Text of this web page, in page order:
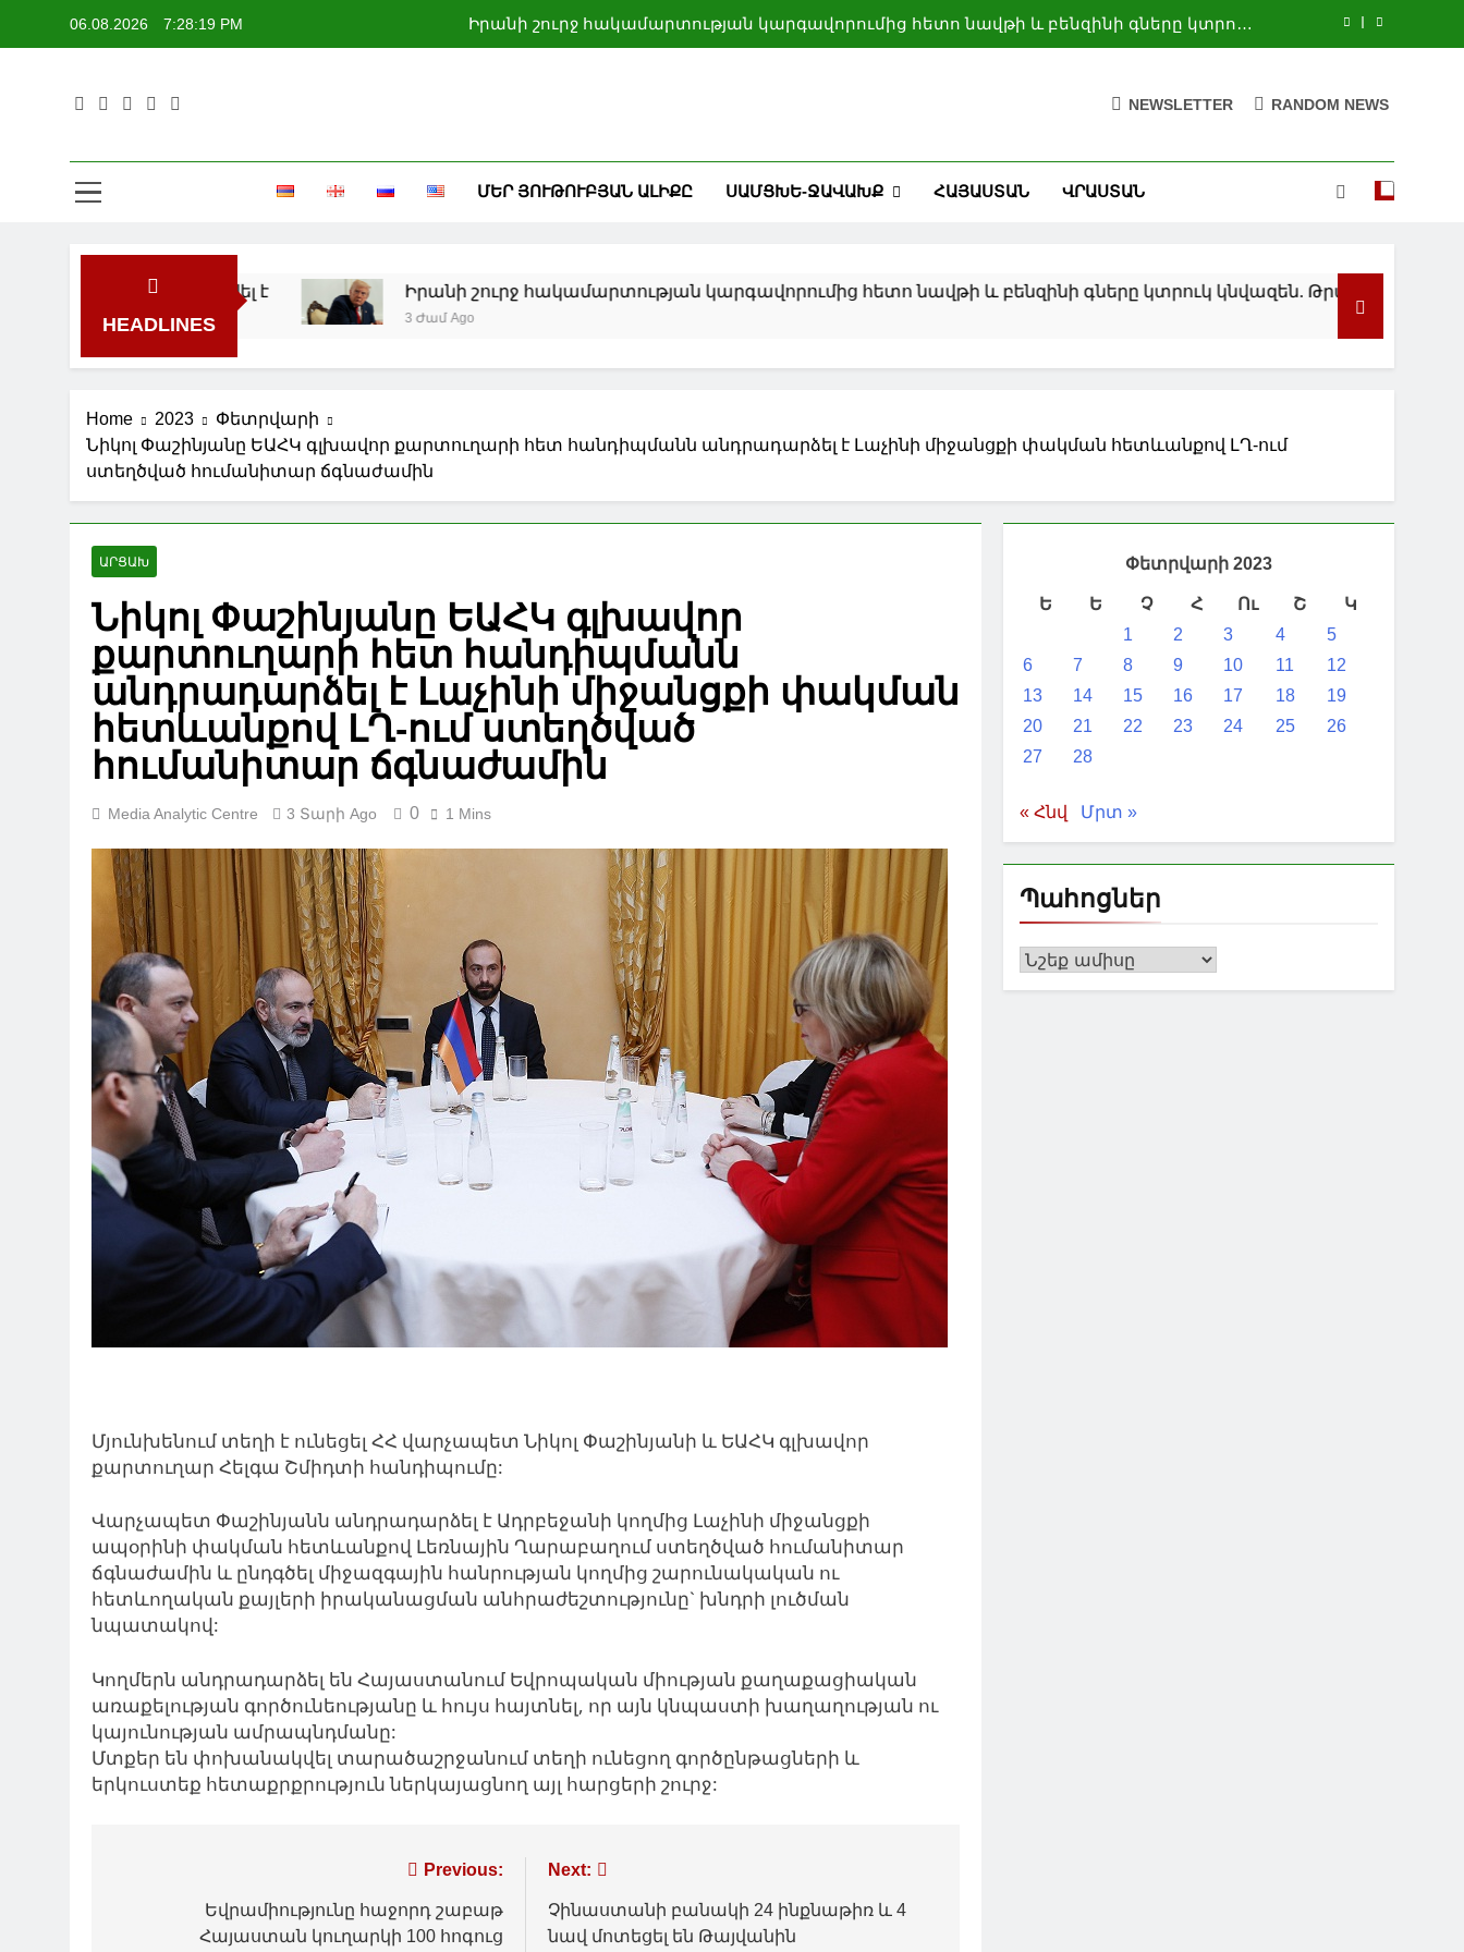
06.08.2026 7:28:20 PM
Իրանի շուրջ հակամարտության կարգավորումից հետո նավթի և բենզինի գները կտրուկ
Իսրայելի և Լիբանանի միջև իրադրությունը սրվել է
Բաքվի տրամադրած հումանիտար օգնության համար
NEWSLETTER RANDOM NEWS
ՄԵՐ ՅՈՒԹՈՒԲՅԱՆ ԱԼԻՔԸ ՍԱՄՑԽԵ-ՋԱՎԱԽՔ ՀԱՅԱՍՏԱՆ ՎՐԱՍՏԱՆ
HEADLINES
սրվել է Իրանի շուրջ հակամարտության կարգավորումից հետո նավթի և բենզինի գները կտրուկ կնվազեն. Թրամփ
3 Ժամ Ago
Home 2023
Փետրվարի
Նիկոլ Փաշինյանը ԵԱՀԿ գլխավոր քարտուղարի հետ հանդիպմանն անդրադարձել է Լաչինի միջանցքի փակման հետևանքով ԼՂ-ում
ստեղծված հումանիտար ճգնաժամին
ԱՐՑԱԽ
Նիկոլ Փաշինյանը ԵԱՀԿ գլխավոր
քարտուղարի հետ հանդիպմանն
անդրադարձել է Լաչինի միջանցքի փակման
հետևանքով ԼՂ-ում ստեղծված
հումանիտար ճգնաժամին
Media Analytic Centre 3 Տարի Ago 0 1 Mins
Մյունխենում տեղի է ունեցել ՀՀ վարչապետ Նիկոլ Փաշինյանի և ԵԱՀԿ գլխավոր
քարտուղար Հելգա Շմիդտի հանդիպումը:
Վարչապետ Փաշինյանն անդրադարձել է Ադրբեջանի կողմից Լաչինի միջանցքի
ապօրինի փակման հետևանքով Լեռնային Ղարաբաղում ստեղծված հումանիտար
ճգնաժամին և ընդգծել միջազգային հանրության կողմից շարունակական ու
հետևողական քայլերի իրականացման անհրաժեշտությունը` խնդրի լուծման
նպատակով:
Կողմերն անդրադարձել են Հայաստանում Եվրոպական միության քաղաքացիական
առաքելության գործունեությանը և հույս հայտնել, որ այն կնպաստի խաղաղության ու
կայունության ամրապնդմանը:
Մտքեր են փոխանակվել տարածաշրջանում տեղի ունեցող գործընթացների և
երկուստեք հետաքրքրություն ներկայացնող այլ հարցերի շուրջ:
նավարկումը
Previous:
Եվրամիությունը հաջորդ շաբաթ
Հայաստան կուղարկի 100 հոգուց
Next:
Չինաստանի բանակի 24 ինքնաթիռ և 4
նավ մոտեցել են Թայվանին
Փետրվարի 2023
Ե Ե Չ Հ Ու Շ
Կ
1
2 3 4
5
6
7 8 9 10 11
12
13
14 15 16 17 18
19
20
21 22 23 24 25
26
27
28
« Հնվ Մրտ »
Պահոցներ
Պահոցներ